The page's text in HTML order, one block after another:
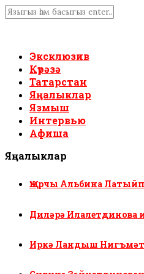
Эксклюзив
Күрәзә
Татарстан
Яңалыклар
Язмыш
Интервью
Афиша
Яңалыклар
Җырчы Альбина
Диләрә Илалетдинова
Иркә Ландыш